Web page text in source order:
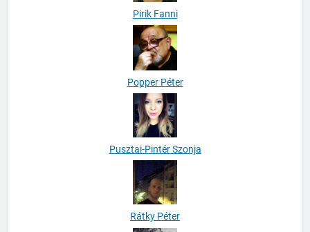
Pirik Fanni
Popper Péter
Pusztai-Pintér Szonja
Rátky Péter